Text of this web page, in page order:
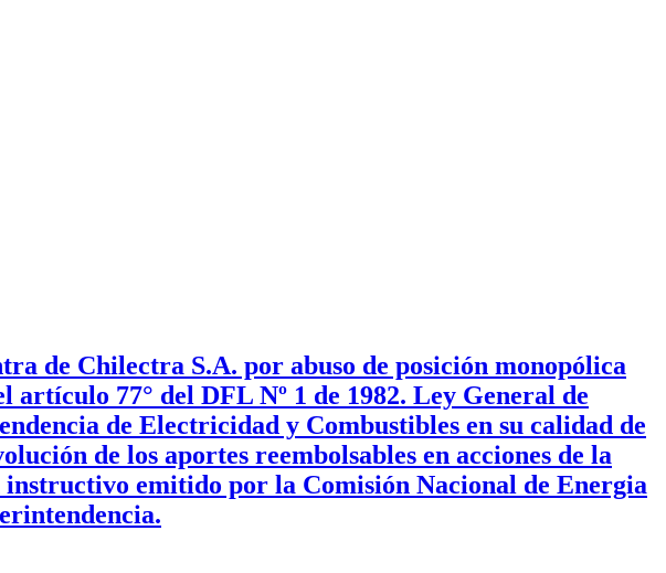
de Chilectra S.A. por abuso de posición monopólica
artículo 77° del DFL Nº 1 de 1982. Ley General de
de Electricidad y Combustibles en su calidad de
de los aportes reembolsables en acciones de la
emitido por la Comisión Nacional de Energia